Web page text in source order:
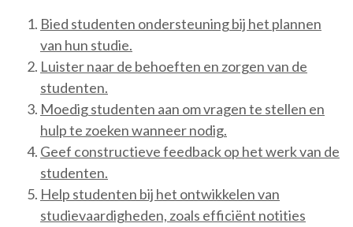
Bied studenten ondersteuning bij het plannen
van hun studie.
Luister naar de behoeften en zorgen van de
studenten.
Moedig studenten aan om vragen te stellen en
hulp te zoeken wanneer nodig.
Geef constructieve feedback op het werk van de
studenten.
Help studenten bij het ontwikkelen van
studievaardigheden, zoals efficiënt notities